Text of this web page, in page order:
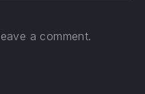
a comment.